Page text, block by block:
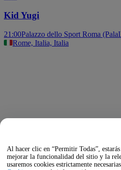
Kid Yugi
21:00Palazzo dello Sport Roma
Rome, Italia, Italia
Al hacer clic en “Permitir Todas”,
mejorar la funcionalidad del sitio y la
usaremos cookies estrictamente